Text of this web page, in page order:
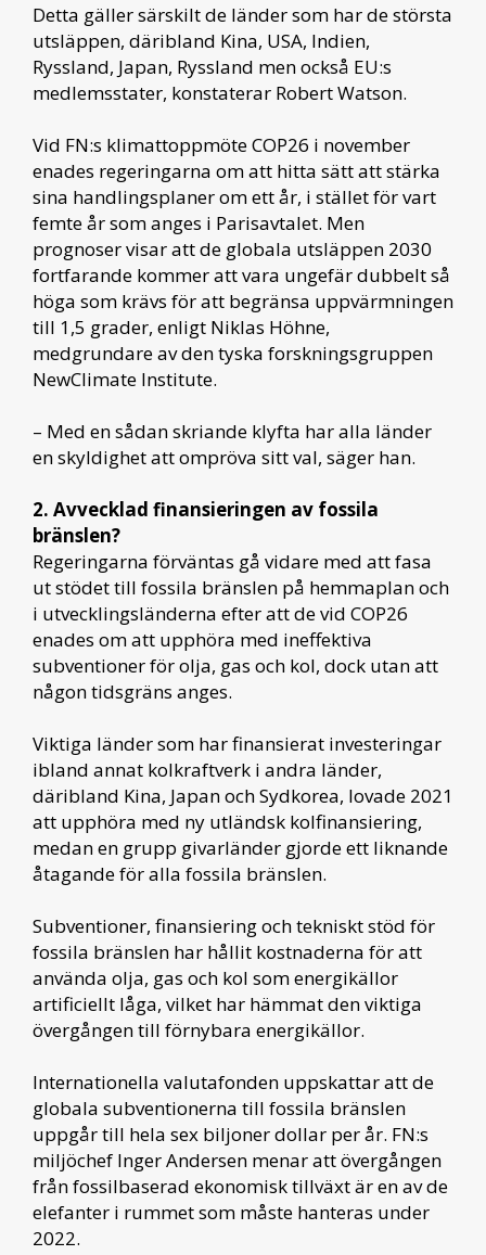
Detta gäller särskilt de länder som har de största
utsläppen, däribland Kina, USA, Indien,
Ryssland, Japan, Ryssland men också EU:s
medlemsstater, konstaterar Robert Watson.
Vid FN:s klimattoppmöte COP26 i november
enades regeringarna om att hitta sätt att stärka
sina handlingsplaner om ett år, i stället för vart
femte år som anges i Parisavtalet. Men
prognoser visar att de globala utsläppen 2030
fortfarande kommer att vara ungefär dubbelt så
höga som krävs för att begränsa uppvärmningen
till 1,5 grader, enligt Niklas Höhne,
medgrundare av den tyska forskningsgruppen
NewClimate Institute.
– Med en sådan skriande klyfta har alla länder
en skyldighet att ompröva sitt val, säger han.
2. Avvecklad finansieringen av fossila
bränslen?
Regeringarna förväntas gå vidare med att fasa
ut stödet till fossila bränslen på hemmaplan och
i utvecklingsländerna efter att de vid COP26
enades om att upphöra med ineffektiva
subventioner för olja, gas och kol, dock utan att
någon tidsgräns anges.
Viktiga länder som har finansierat investeringar
ibland annat kolkraftverk i andra länder,
däribland Kina, Japan och Sydkorea, lovade 2021
att upphöra med ny utländsk kolfinansiering,
medan en grupp givarländer gjorde ett liknande
åtagande för alla fossila bränslen.
Subventioner, finansiering och tekniskt stöd för
fossila bränslen har hållit kostnaderna för att
använda olja, gas och kol som energikällor
artificiellt låga, vilket har hämmat den viktiga
övergången till förnybara energikällor.
Internationella valutafonden uppskattar att de
globala subventionerna till fossila bränslen
uppgår till hela sex biljoner dollar per år. FN:s
miljöchef Inger Andersen menar att övergången
från fossilbaserad ekonomisk tillväxt är en av de
elefanter i rummet som måste hanteras under
2022.